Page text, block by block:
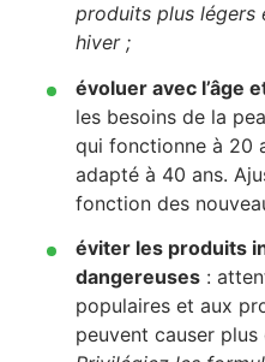
produits plus légers
hiver ;
évoluer avec l’âge
les besoins de la
qui fonctionne à 20
adapté à 40 ans.
fonction des
éviter les produits
dangereuses :
populaires et aux
peuvent causer